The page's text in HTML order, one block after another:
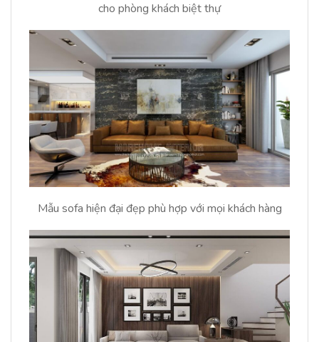
cho phòng khách biệt thự
Mẫu sofa hiện đại đẹp phù hợp với mọi khách hàng